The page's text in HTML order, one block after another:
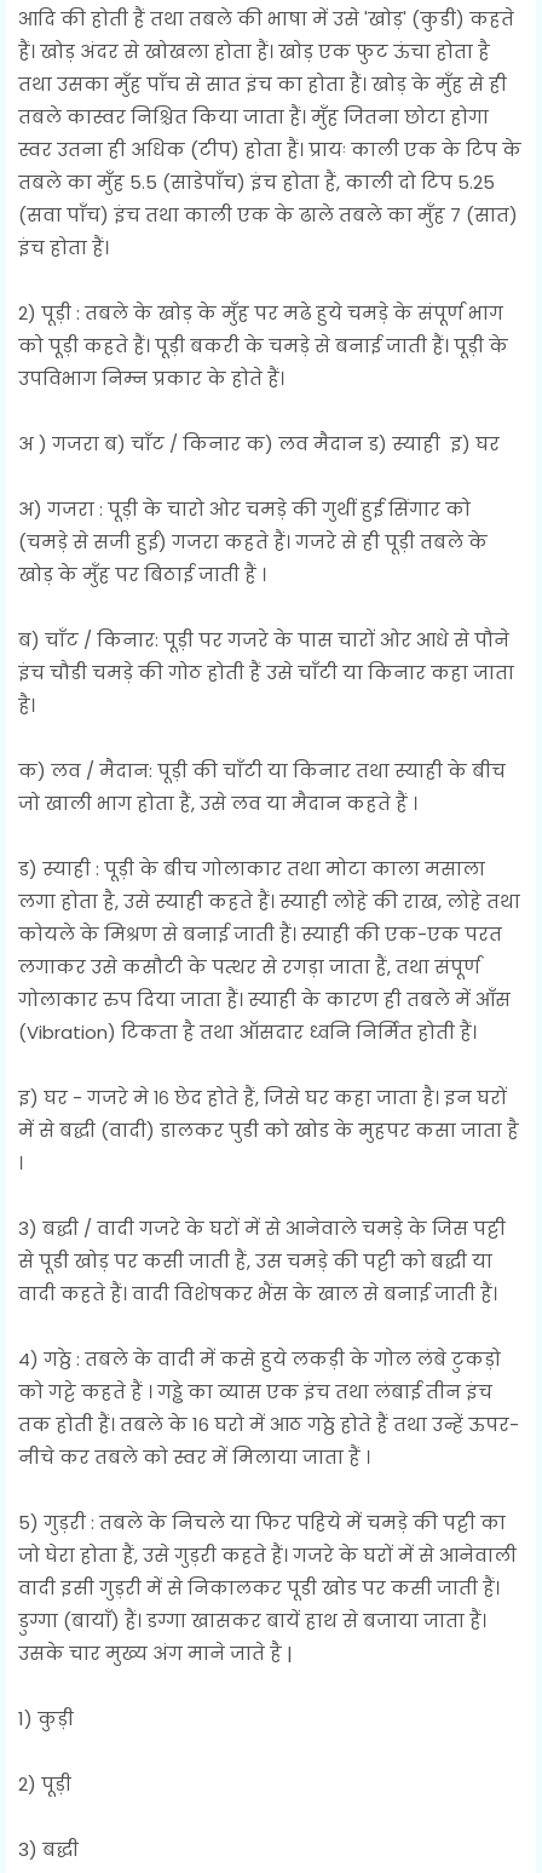
आदि की होती हैं तथा तबले की भाषा में उसे 'खोड़' (कुडी) कहते
हैं। खोड़ अंदर से खोखला होता हैं। खोड़ एक फुट ऊंचा होता है
तथा उसका मुँह पाँच से सात इंच का होता हैं। खोड़ के मुँह से ही
तबले कास्वर निश्चित किया जाता हैं। मुँह जितना छोटा होगा
स्वर उतना ही अधिक (टीप) होता हैं। प्रायः काली एक के टिप के
तबले का मुँह 5.5 (साडेपाँच) इंच होता हैं, काली दो टिप 5.25
(सवा पाँच) इंच तथा काली एक के ढाले तबले का मुँह 7 (सात)
इंच होता हैं।
2) पूड़ी : तबले के खोड़ के मुँह पर मढे हुये चमड़े के संपूर्ण भाग
को पूड़ी कहते हैं। पूड़ी बकरी के चमड़े से बनाई जाती हैं। पूड़ी के
उपविभाग निम्न प्रकार के होते हैं।
अ ) गजरा ब) चाँट / किनार क) लव मैदान ड) स्याही इ) घर
अ) गजरा : पूड़ी के चारो ओर चमड़े की गुथीं हुई सिंगार को
(चमड़े से सजी हुई) गजरा कहते हैं। गजरे से ही पूड़ी तबले के
खोड़ के मुँह पर बिठाई जाती हैं ।
ब) चाँट / किनार: पूड़ी पर गजरे के पास चारों ओर आधे से पौने
इंच चौडी चमड़े की गोठ होती हैं उसे चाँटी या किनार कहा जाता
है।
क) लव / मैदान: पूड़ी की चाँटी या किनार तथा स्याही के बीच
जो खाली भाग होता हैं, उसे लव या मैदान कहते हैं ।
ड) स्याही : पूड़ी के बीच गोलाकार तथा मोटा काला मसाला
लगा होता है, उसे स्याही कहते हैं। स्याही लोहे की राख, लोहे तथा
कोयले के मिश्रण से बनाई जाती हैं। स्याही की एक-एक परत
लगाकर उसे कसौटी के पत्थर से रगड़ा जाता हैं, तथा संपूर्ण
गोलाकार रुप दिया जाता हैं। स्याही के कारण ही तबले में आँस
(Vibration) टिकता है तथा ऑसदार ध्वनि निर्मित होती हैं।
इ) घर - गजरे मे १६ छेद होते हैं, जिसे घर कहा जाता है। इन घरों
में से बद्धी (वादी) डालकर पुडी को खोड के मुहपर कसा जाता है
।
3) बद्धी / वादी गजरे के घरों में से आनेवाले चमड़े के जिस पट्टी
से पूडी खोड़ पर कसी जाती हैं, उस चमड़े की पट्टी को बद्धी या
वादी कहते हैं। वादी विशेषकर भैंस के खाल से बनाई जाती हैं।
4) गठ्ठे : तबले के वादी में कसे हुये लकड़ी के गोल लंबे टुकड़ो
को गट्टे कहते हैं । गड्ढे का व्यास एक इंच तथा लंबाई तीन इंच
तक होती हैं। तबले के 16 घरो में आठ गठ्ठे होते हैं तथा उन्हें ऊपर-
नीचे कर तबले को स्वर में मिलाया जाता हैं ।
5) गुड़री : तबले के निचले या फिर पहिये में चमड़े की पट्टी का
जो घेरा होता हैं, उसे गुड़री कहते हैं। गजरे के घरों में से आनेवाली
वादी इसी गुड़री में से निकालकर पूडी खोड पर कसी जाती हैं।
डुग्गा (बायाँ) हैं। डग्गा खासकर बायें हाथ से बजाया जाता हैं।
उसके चार मुख्य अंग माने जाते है |
1) कुड़ी
2) पूड़ी
3) बद्धी